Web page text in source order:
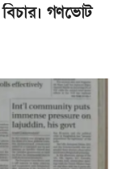
গণভোট